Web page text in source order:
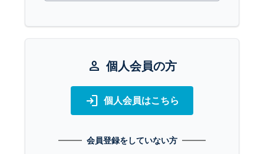
person 個人会員の方
login 個人会員はこちら
会員登録をしていない方